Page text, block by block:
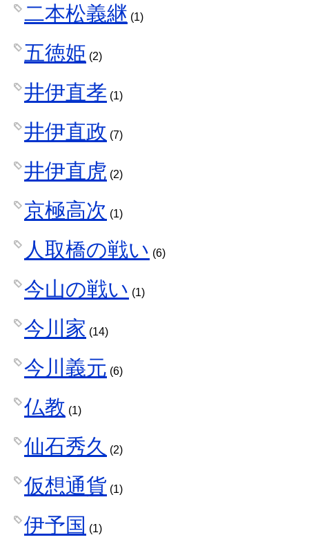
二本松義継 (1)
五徳姫 (2)
井伊直孝 (1)
井伊直政 (7)
井伊直虎 (2)
京極高次 (1)
人取橋の戦い (6)
今山の戦い (1)
今川家 (14)
今川義元 (6)
仏教 (1)
仙石秀久 (2)
仮想通貨 (1)
伊予国 (1)